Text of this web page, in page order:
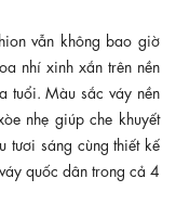
vẫn không bao giờ
nhí xinh xắn trên nền
tuổi. Màu sắc váy nền
nhẹ giúp che khuyết
tươi sáng cùng thiết kế
quốc dân trong cả 4